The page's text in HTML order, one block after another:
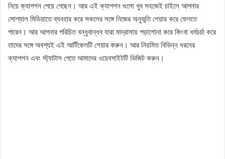
নিয়ে ক্যাপশন পেয়ে গেছেন। আর এই ক্যাপশন গুলো খুব সহজেই চাইলে আপনার
সোশ্যাল মিডিয়াতে ব্যবহার করে সকলের সঙ্গে নিজের অনুভূতি শেয়ার করে ফেলতে
পারেন। আর আপনার পরিচিত বন্ধুবান্ধব যারা মাদ্রাসায় পড়াশোনা করে কিংবা ধর্মচর্চা করে
তাদের সঙ্গে অবশ্যই এই আর্টিকেলটি শেয়ার করুন। আর নিয়মিত বিভিন্ন ধরনের
ক্যাপশন এবং স্ট্যাটাস পেতে আমাদের ওয়েবসাইটটি ভিজিট করুন।